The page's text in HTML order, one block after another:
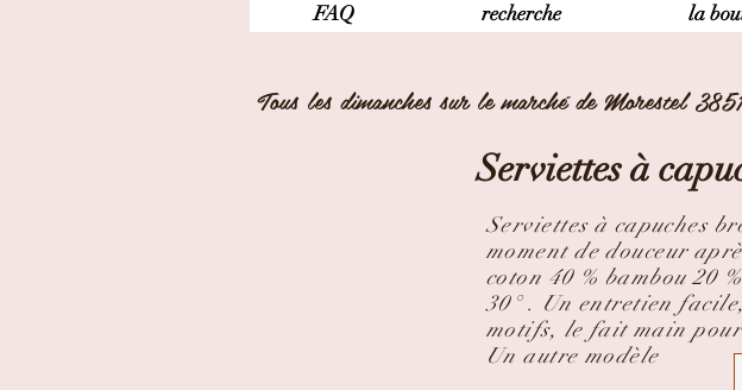
FAQ recherche la
Tous les dimanches sur le marché de Morestel
Serviettes à
Serviettes à capuches
moment de douceur
coton 40 % bambou 20
30° . Un entretien
motifs, le fait main pour
Un autre modèle